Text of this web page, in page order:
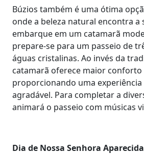
Búzios também é uma ótima
onde a beleza natural encontra a
embarque em um catamarã
prepare-se para um passeio de
águas cristalinas. Ao invés da
catamarã oferece maior conforto
proporcionando uma experiência
agradável. Para completar a
animará o passeio com músicas
Dia de Nossa Senhora